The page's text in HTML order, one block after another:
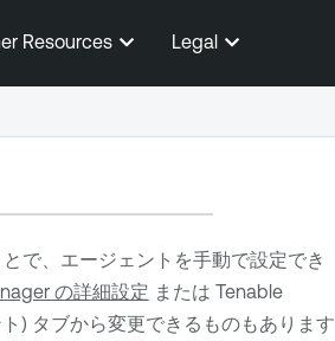
Resources Legal
で、エージェントを手動で設定でき
の詳細設定 または Tenable
) タブから変更できるものもあります